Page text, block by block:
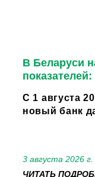
В Беларуси
С 1 августа
новый банк
3 августа 2026
ЧИТАТЬ